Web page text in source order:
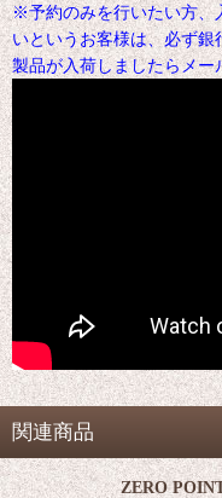
※予約のみを行いたい方、
いというお客様は、必ず
製品が入荷しましたらメー
関連商品
ZERO